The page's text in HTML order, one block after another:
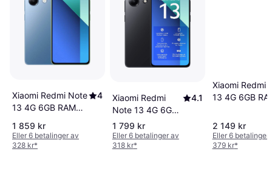
Xiaomi Redmi Note
13 4G 6GB RAM
4
1 859 kr
Eller 6 betalinger av
328 kr*
Xiaomi Redmi
Note 13 4G 6GB
RAM 128GB
Midnight Black
4.1
1 799 kr
Eller 6 betalinger av
318 kr*
Xiaomi Redmi
13 4G 6GB
2 149 kr
Eller 6 betalinger
379 kr*